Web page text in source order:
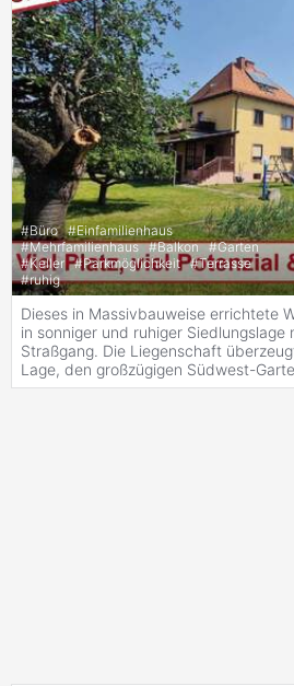
#Büro #Einfamilienhaus
#Mehrfamilienhaus #Balkon #Garten
#Keller #Parkmöglichkeit #Terrasse
#ruhig
Dieses in Massivbauweise errichtete
in sonniger und ruhiger Siedlungslage
Straßgang. Die Liegenschaft
Lage, den großzügigen Südwest-